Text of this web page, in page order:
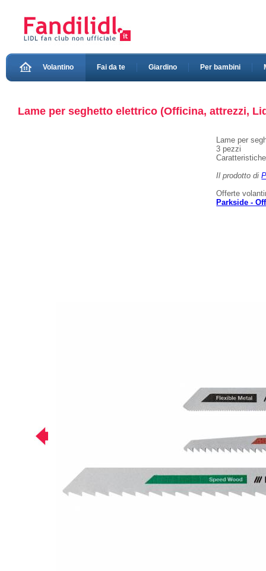
Volantino Fai da te Giardino Per bambini
Lame per seghetto elettrico (Officina, attrezzi,
Lame per
3 pezzi
Caratteristiche
Il prodotto di
Offerte
Parkside -